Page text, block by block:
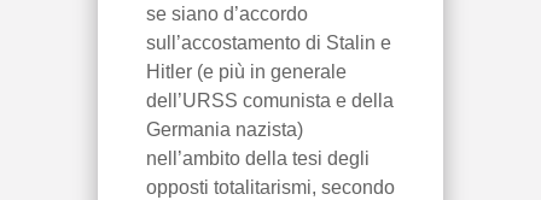
se siano d’accordo
sull’accostamento di Stalin e
Hitler (e più in generale
dell’URSS comunista e della
Germania nazista)
nell’ambito della tesi degli
opposti totalitarismi, secondo